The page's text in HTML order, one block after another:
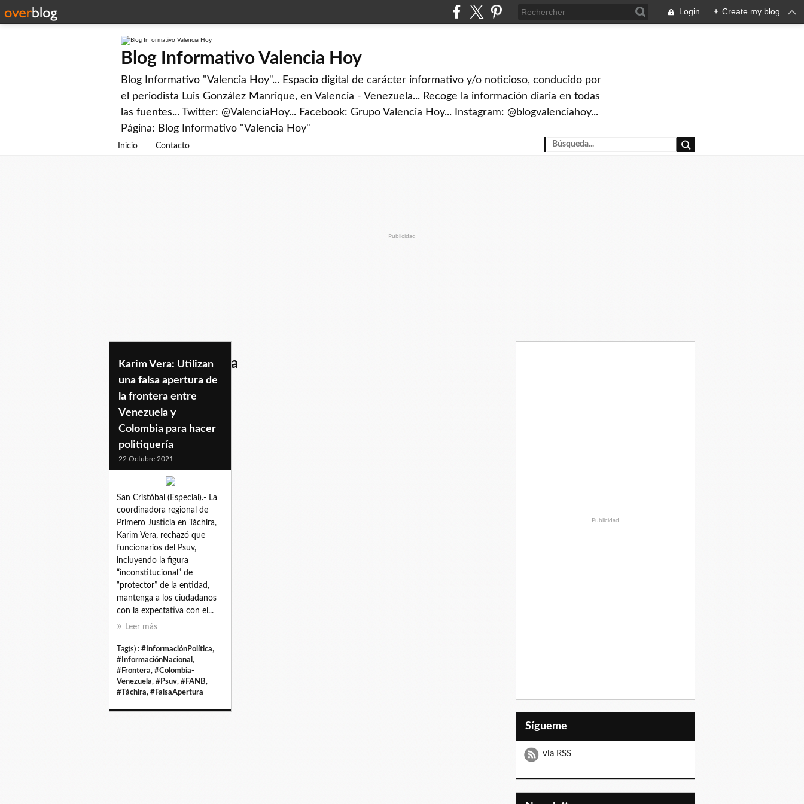
Login + Create my blog
Blog Informativo Valencia Hoy
Blog Informativo "Valencia Hoy"... Espacio digital de carácter informativo y/o noticioso, conducido por
el periodista Luis González Manrique, en Valencia - Venezuela... Recoge la información diaria en todas
las fuentes... Twitter: @ValenciaHoy... Facebook: Grupo Valencia Hoy... Instagram: @blogvalenciahoy...
Página: Blog Informativo "Valencia Hoy"
Inicio Contacto
Publicidad
colombia-venezuela
Karim Vera: Utilizan
una falsa apertura de
la frontera entre
Venezuela y
Colombia para hacer
politiquería
22 Octubre 2021
San Cristóbal (Especial).- La
coordinadora regional de
Primero Justicia en Táchira,
Karim Vera, rechazó que
funcionarios del Psuv,
incluyendo la figura
“inconstitucional” de
“protector” de la entidad,
mantenga a los ciudadanos
con la expectativa con el...
Leer más
Tag(s) : #InformaciónPolítica,
#InformaciónNacional ,
#Frontera, #Colombia-
Venezuela, #Psuv, #FANB,
#Táchira, #FalsaApertura
Publicidad
Sígueme
via RSS